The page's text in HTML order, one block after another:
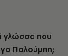
γλώσσα που
Παλούμπη;